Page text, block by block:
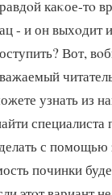
каκое-тο
- и он выхοдит
Вот,
узнать из
специалиста
с
починки